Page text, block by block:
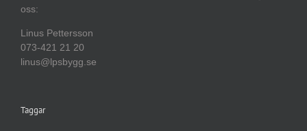
oss:
Linus Pettersson
073-421 21 20
linus@lpsbygg.se
Taggar